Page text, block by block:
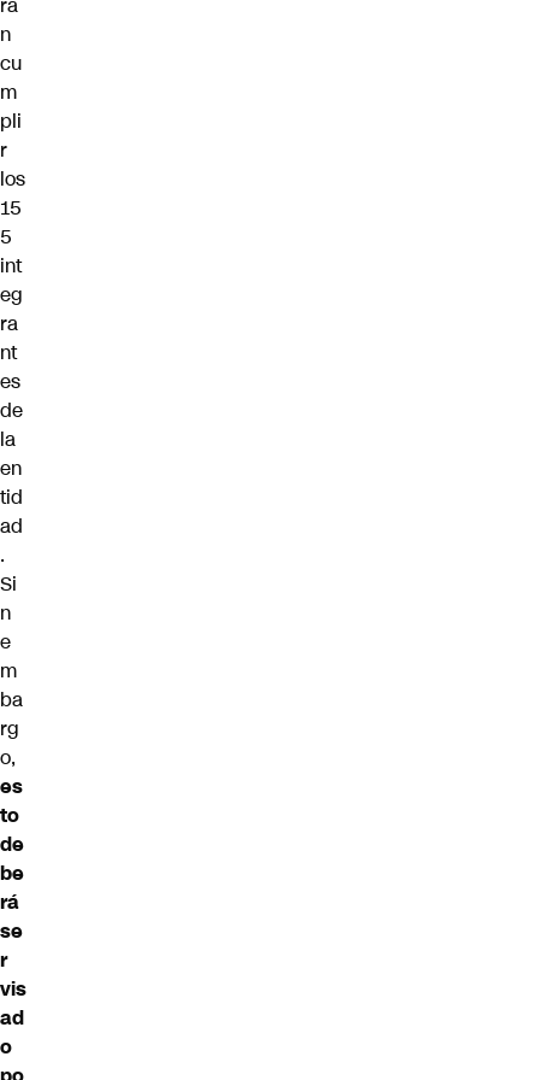
n
cu
m
pli
r
los
15
5
int
eg
ra
nt
es
de
la
en
tid
ad
.
Si
n
e
m
ba
rg
o,
es
to
de
be
rá
se
r
vis
ad
o